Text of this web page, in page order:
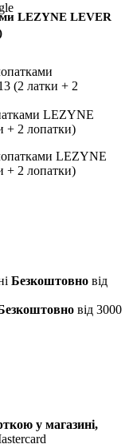
LEZYNE LEVER
LEZYNE
+ 2 лопатки)
Безкоштовно від
від 3000
у магазині,